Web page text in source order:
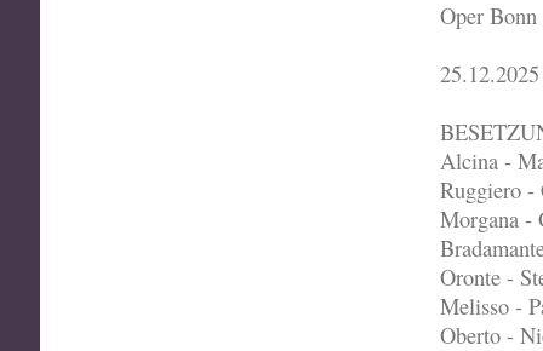
Oper Bonn
25.12.2025
Alcina -
Ruggiero -
Morgana -
Oronte -
Melisso -
Oberto -